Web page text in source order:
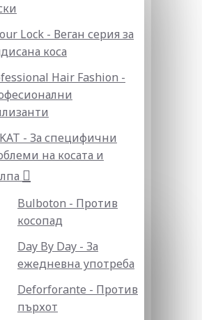
Lock - Веган серия за
коса
Hair Fashion -
- За специфични
на косата и
Bulboton - Против
косопад
Day By Day - За
ежедневна употреба
Deforforante - Против
пърхот